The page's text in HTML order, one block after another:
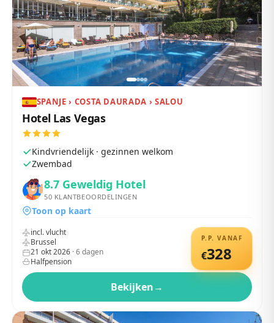
SPANJE › COSTA DAURADA › SALOU
Hotel Las Vegas
Kindvriendelijk · gezinnen welkom
Zwembad
8.7 Geweldig Hotel
50 KLANTBEOORDELINGEN
Toon op kaart
P.P. VANAF
€328
incl. vlucht
Brussel
21 okt 2026 ·6dagen
Halfpension
Bekijken→